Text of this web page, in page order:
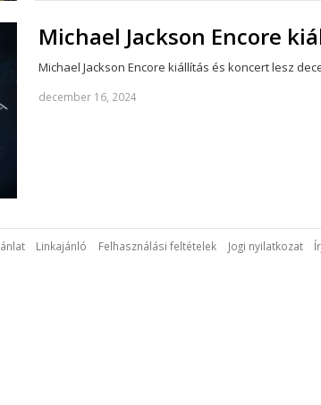
Michael Jackson Encore
Michael Jackson Encore kiállítás és koncert lesz
december 16, 2024
Linkajánló Felhasználási feltételek Jogi nyilatkozat